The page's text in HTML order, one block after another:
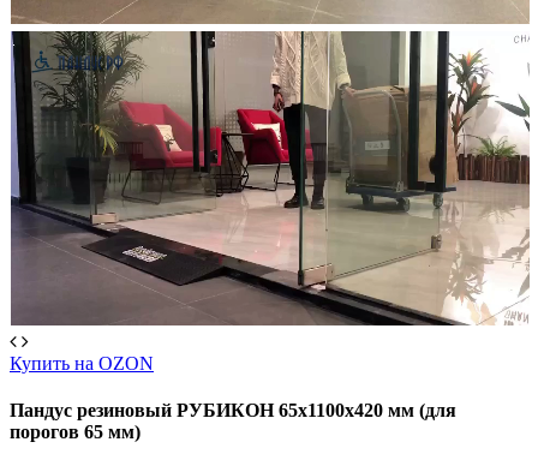
Купить на OZON
Пандус резиновый РУБИКОН 65х1100х420 мм (для
порогов 65 мм)